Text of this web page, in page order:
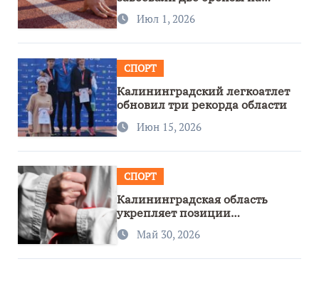
первенстве России
Июл 1, 2026
СПОРТ
Калининградский легкоатлет
обновил три рекорда области
Июн 15, 2026
СПОРТ
Калининградская область
укрепляет позиции
спортивного региона
Май 30, 2026